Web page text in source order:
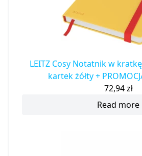
LEITZ Cosy Notatnik w
kartek żółty +
72,94zł
Read more